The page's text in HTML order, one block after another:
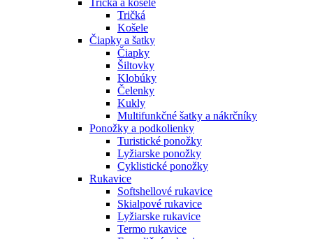
Tričká a košele
Tričká
Košele
Čiapky a šatky
Čiapky
Šiltovky
Klobúky
Čelenky
Kukly
Multifunkčné šatky a nákrčníky
Ponožky a podkolienky
Turistické ponožky
Lyžiarske ponožky
Cyklistické ponožky
Rukavice
Softshellové rukavice
Skialpové rukavice
Lyžiarske rukavice
Termo rukavice